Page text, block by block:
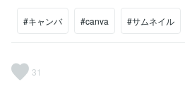
#キャンバ #canva #サムネイル
31